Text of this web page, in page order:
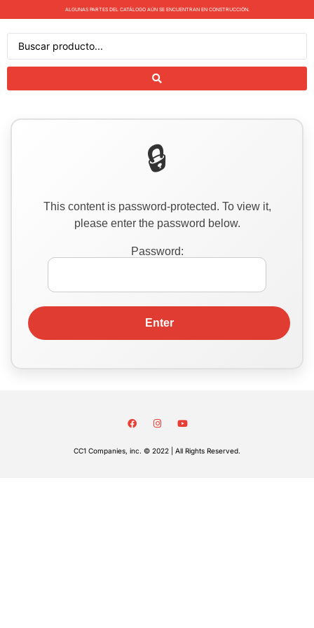
ALGUNAS PARTES DEL CATÁLOGO AÚN SE ENCUENTRAN EN CONSTRUCCIÓN.
This content is password-protected. To view it,
please enter the password below.
Password:
CC1 Companies, inc. © 2022 | All Rights Reserved.